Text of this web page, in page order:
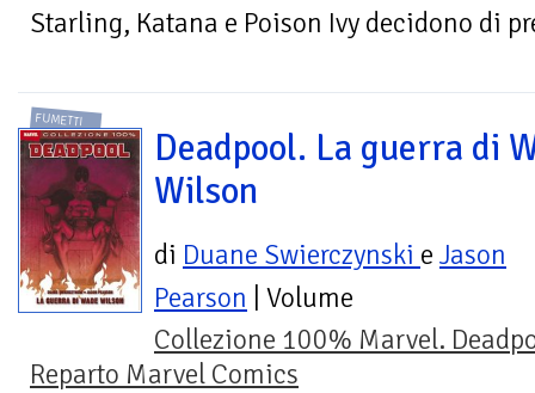
Starling, Katana e Poison Ivy decidono di
FUMETTI
Deadpool. La guerra di
Wilson
di Duane Swierczynski e Jason
Pearson | Volume
Collezione 100% Marvel.
Reparto Marvel Comics